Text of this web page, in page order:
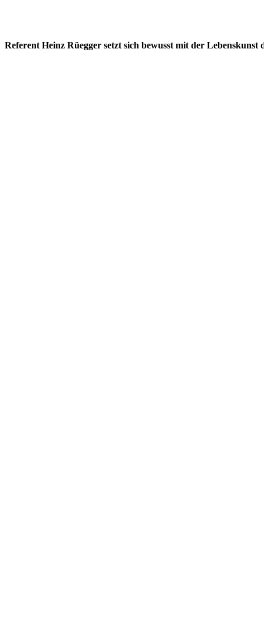
Referent Heinz Rüegger setzt sich bewusst mit der Lebenskunst